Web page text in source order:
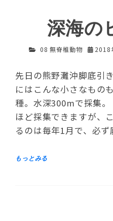
深海の
08 無脊椎動物 2018
先日の熊野灘沖脚底引
にはこんな小さなもの
種。水深300mで採集
ほど採集できますが、
るのは毎年1月で、必